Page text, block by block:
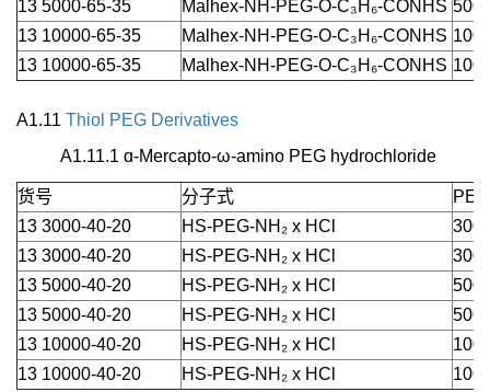
13 5000-65-35
Malhex-NH-PEG-O-C₃H₆-CONHS
13 10000-65-35
Malhex-NH-PEG-O-C₃H₆-CONHS
13 10000-65-35
Malhex-NH-PEG-O-C₃H₆-CONHS
A1.11 Thiol PEG Derivatives
A1.11.1 ɑ-Mercapto-ω-amino PEG hydrochloride
货号 分子式
13 3000-40-20
HS-PEG-NH₂ x HCl
13 3000-40-20
HS-PEG-NH₂ x HCl
13 5000-40-20
HS-PEG-NH₂ x HCl
13 5000-40-20
HS-PEG-NH₂ x HCl
13 10000-40-20
HS-PEG-NH₂ x HCl
13 10000-40-20
HS-PEG-NH₂ x HCl